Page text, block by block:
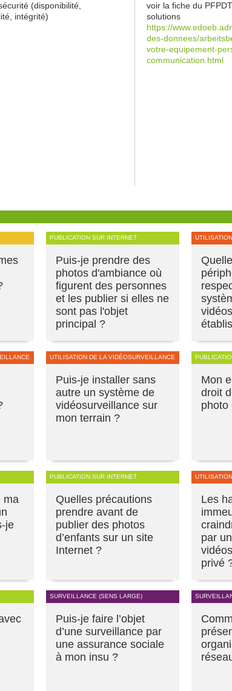
(disponibilité,
intégrité)
voir la fiche du
solutions
https://
des-donnees/
votre-equipement-
communication.html
PUBLICATION SUR INTERNET
Puis-je prendre des
photos d'ambiance où
figurent des personnes
et les publier si elles ne
sont pas l'objet
principal ?
UTILISATION DE LA VIDÉOSURVEILLANCE
Puis-je installer sans
autre un système de
vidéosurveillance sur
mon terrain ?
Mon
droit
photo
ma
je
PUBLICATION SUR INTERNET
Quelles précautions
prendre avant de
publier des photos
d’enfants sur un site
Internet ?
Les
par
privé
SURVEILLANCE (SENS LARGE)
Puis-je faire l’objet
d’une surveillance par
une assurance sociale
à mon insu ?